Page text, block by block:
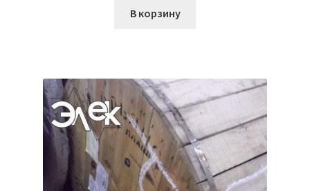
В корзину